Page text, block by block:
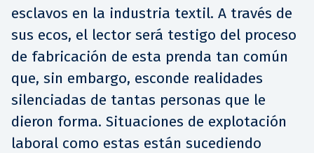
esclavos en la industria textil. A través de
sus ecos, el lector será testigo del proceso
de fabricación de esta prenda tan común
que, sin embargo, esconde realidades
silenciadas de tantas personas que le
dieron forma. Situaciones de explotación
laboral como estas están sucediendo